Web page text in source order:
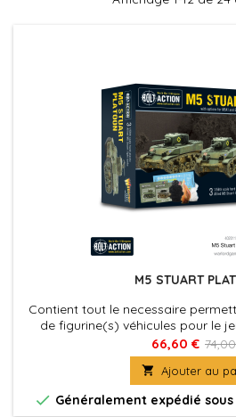
M5 STUART
Contient tout le necessaire
de figurine(s) véhicules pour le
fournies avec leurs socles.
et à
66,60 €
 Ajouter au
 Généralement expédié sous